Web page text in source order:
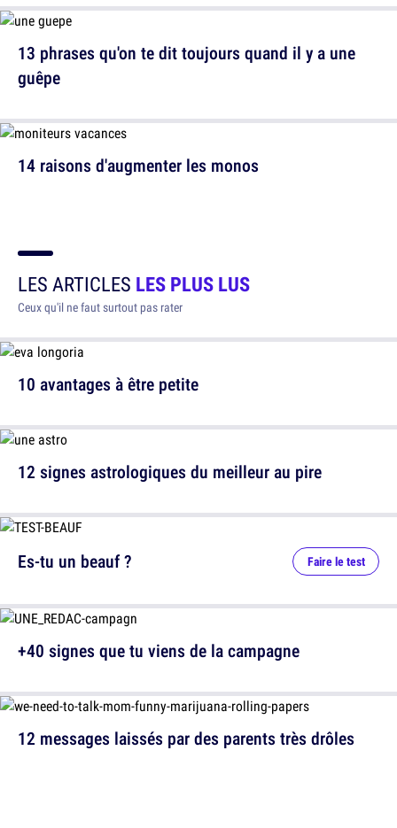
13 phrases qu'on te dit toujours quand il y a une
guêpe
14 raisons d'augmenter les monos
LES ARTICLES LES PLUS LUS
Ceux qu'il ne faut surtout pas rater
10 avantages à être petite
12 signes astrologiques du meilleur au pire
12 messages laissés par des parents très drôles
Es-tu un beauf ? Faire le test
+40 signes que tu viens de la campagne